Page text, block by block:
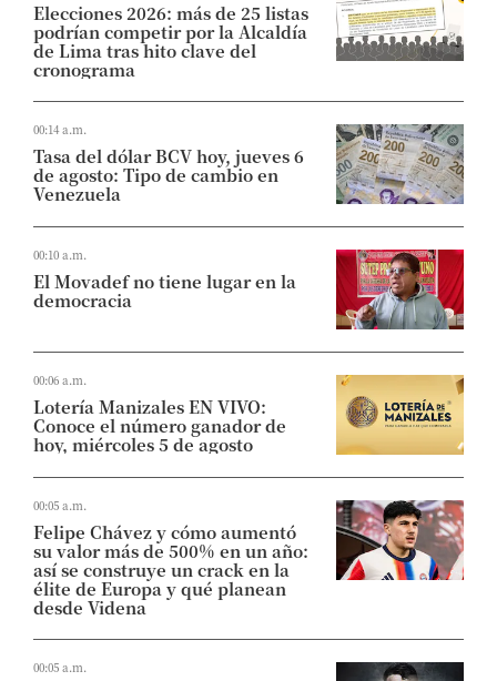
Elecciones 2026: más de 25 listas
podrían competir por la Alcaldía
de Lima tras hito clave del
cronograma
00:14 a.m.
Tasa del dólar BCV hoy, jueves 6
de agosto: Tipo de cambio en
Venezuela
00:10 a.m.
El Movadef no tiene lugar en la
democracia
00:06 a.m.
Lotería Manizales EN VIVO:
Conoce el número ganador de
hoy, miércoles 5 de agosto
00:05 a.m.
Felipe Chávez y cómo aumentó
su valor más de 500% en un año:
así se construye un crack en la
élite de Europa y qué planean
desde Videna
00:05 a.m.